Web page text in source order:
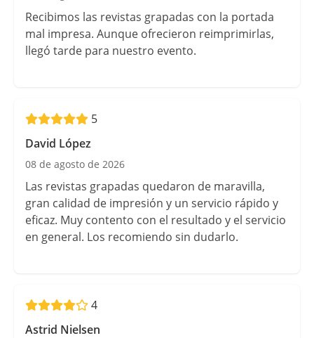
Recibimos las revistas grapadas con la portada
mal impresa. Aunque ofrecieron reimprimirlas,
llegó tarde para nuestro evento.
5
David López
08 de agosto de 2026
Las revistas grapadas quedaron de maravilla,
gran calidad de impresión y un servicio rápido y
eficaz. Muy contento con el resultado y el servicio
en general. Los recomiendo sin dudarlo.
4
Astrid Nielsen